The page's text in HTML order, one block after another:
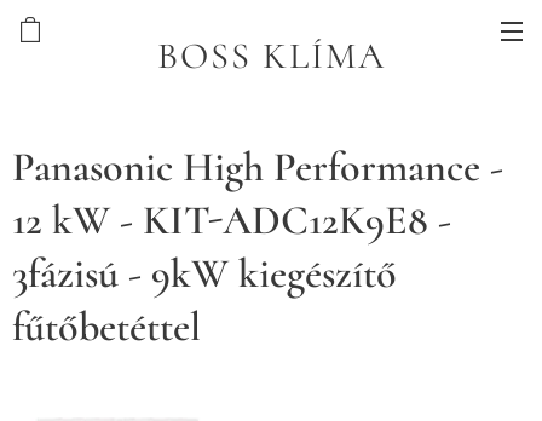
BOSS KLÍMA
Panasonic High Performance -
12 kW - KIT-ADC12K9E8 -
3fázisú - 9kW kiegészítő
fűtőbetéttel